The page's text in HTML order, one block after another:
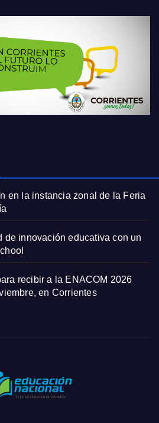
en la instancia zonal de la Feria
de innovación educativa con un
recibir a la ENACOM 2026
en Corrientes